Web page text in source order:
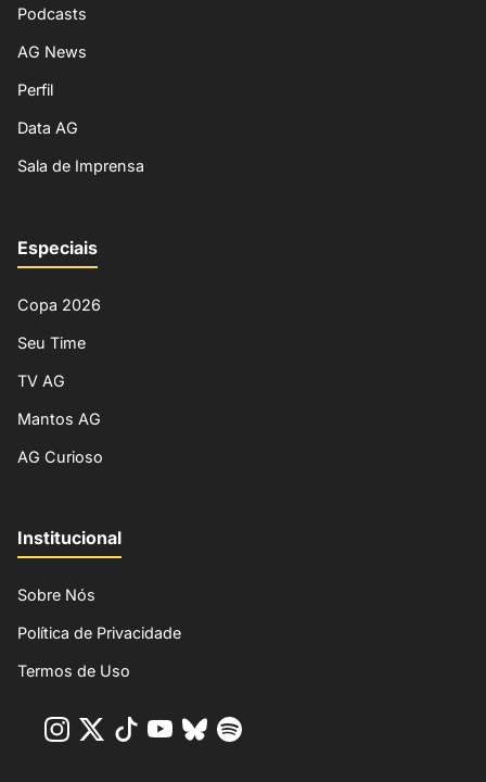
Podcasts
AG News
Perfil
Data AG
Sala de Imprensa
Especiais
Copa 2026
Seu Time
TV AG
Mantos AG
AG Curioso
Institucional
Sobre Nós
Política de Privacidade
Termos de Uso